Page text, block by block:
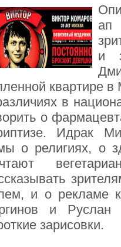
ап
и
квартире
в
о
Идрак
о религиях, о
и о рекламе
и Руслан
зарисовки.